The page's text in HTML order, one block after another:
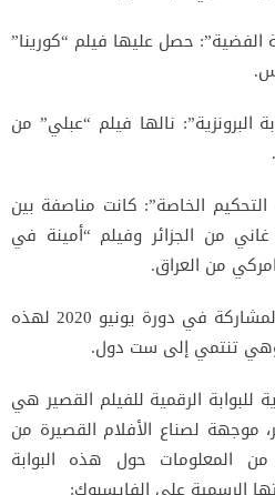
الفضية”: حصل عليها فيلم “كورينا”
البرونزية”: نالها فيلم “عبلي” من
التحكيم الخاصة”: كانت مناصفة بين
غاني من الجزائر وفيلم “أمينة في
من العراق.
تجدر الإشارة إلى أن الأفلام المشاركة في دورة يونيو 2020 لهذه
الرقمية للفيلم القصير هي
موجهة لصناع الأفلام القصيرة من
من المعلومات حول هذه البوابة